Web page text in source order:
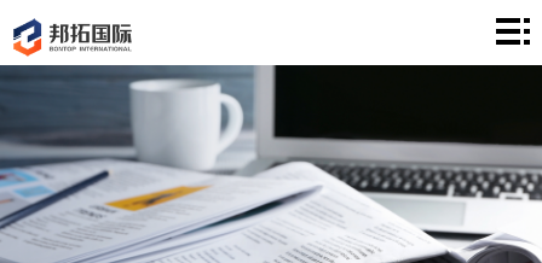
首
页建
站
案
例
营
销